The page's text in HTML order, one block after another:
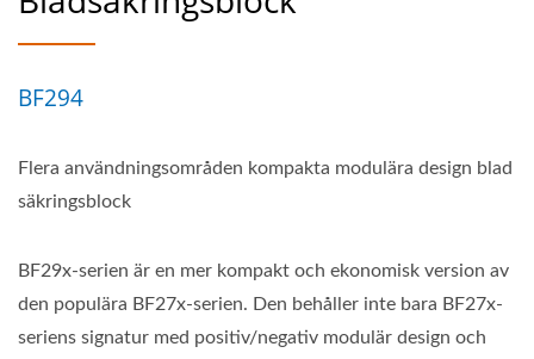
BF294
Flera användningsområden kompakta modulära design blad
säkringsblock
BF29x-serien är en mer kompakt och ekonomisk version av
den populära BF27x-serien. Den behåller inte bara BF27x-
seriens signatur med positiv/negativ modulär design och